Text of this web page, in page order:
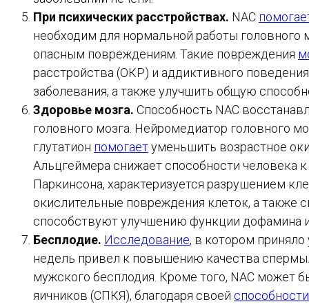
При психических расстройствах. NAC
необходим для нормальной работы головного
опасным повреждениям. Такие повреждения
расстройства (ОКР) и аддиктивного
заболевания, а также улучшить общую
Здоровье мозга. Способность NAC
головного мозга. Нейромедиатор головного
глутатион помогаетуменьшить возрастное
Альцгеймера снижает способности человека
Паркинсона, характеризуется разрушением
окислительные повреждения клеток, а также
способствуют улучшению функции дофамина
Бесплодие. Исследование, в котором приняло
недель привел к повышению качества
мужского бесплодия. Кроме того, NAC может
яичников (СПКЯ), благодаря своей способности